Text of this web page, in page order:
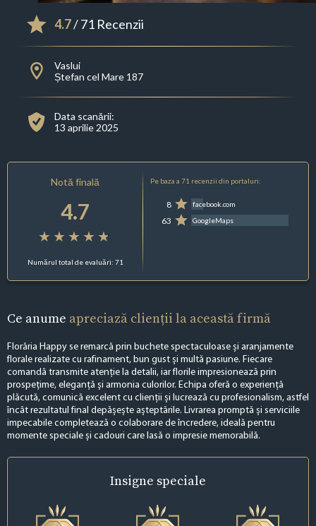
4.7/ 71 Recenzii
Vaslui
Ștefan cel Mare 187
Data scanării:
13 aprilie 2025
Notă finală
4.7
Numărul total de evaluări: 71
Pe baza a 71 recenzii din portaluri:
8 facebook.com
63 GoogleMaps
Ce anume apreciază clienții la această firmă
Florăria Happy se remarcă prin buchete spectaculoase și aranjamente
florale realizate cu rafinament, bun gust și multă pasiune. Fiecare
comandă transmite atenție la detalii, iar florile impresionează prin
prospețime, eleganță și armonia culorilor. Echipa oferă o experiență
plăcută, comunică excelent cu clienții și lucrează cu profesionalism, astfel
încât rezultatul final depășește așteptările. Livrarea promptă și serviciile
impecabile completează o colaborare de încredere, ideală pentru
momente speciale și cadouri care lasă o impresie memorabilă.
Insigne speciale